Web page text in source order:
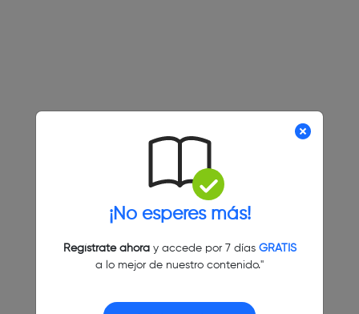
¡No esperes más!
Regístrate ahoray accede por 7 días GRATIS
a lo mejor de nuestro contenido."